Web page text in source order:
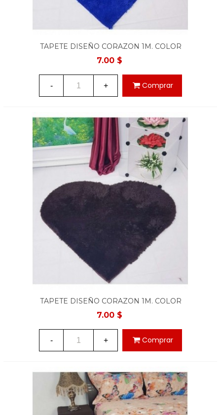
TAPETE DISEÑO CORAZON 1M. COLOR
AZUL
7.00 $
- + Comprar
TAPETE DISEÑO CORAZON 1M. COLOR
MARRON
7.00 $
- + Comprar